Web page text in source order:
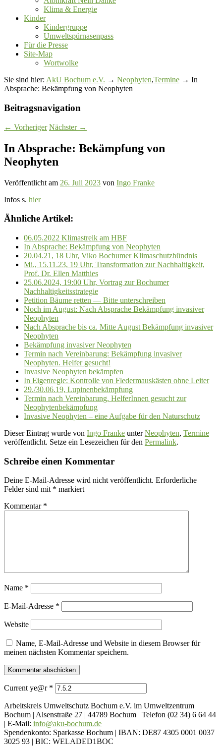
Klima & Energie
Kinder
Kindergruppe
Umweltspürnasenpass
Für die Presse
Site-Map
Wortwolke
Sie sind hier: AkU Bochum e.V. → Neophyten,Termine → In
Absprache: Bekämpfung von Neophyten
Beitragsnavigation
← Vorheriger Nächster →
In Absprache: Bekämpfung von
Neophyten
Veröffentlicht am 26. Juli 2023 von Ingo Franke
Infos s. hier
Ähnliche Artikel:
06.05.2022 Klimastreik am HBF
In Absprache: Bekämpfung von Neophyten
20.04.21, 18 Uhr, Viko Bochumer Klimaschutzbündnis
Mi., 15.11.23, 19 Uhr, Transformation zur Nachhaltigkeit,
Prof. Dr. Ellen Matthies
25.06.2024, 19:00 Uhr, Vortrag zur Bochumer
Nachhaltigkeitsstrategie
Petition Bäume retten — Bitte unterschreiben
Noch im August: Nach Absprache Bekämpfung invasiver
Neophyten
Nach Absprache bis ca. Mitte August Bekämpfung invasiver
Neophyten
Bekämpfung invasiver Neophyten
Termin nach Vereinbarung: Bekämpfung invasiver
Neophyten. Helfer gesucht!
Invasive Neophyten bekämpfen
In Eigenregie: Kontrolle von Fledermauskästen ohne Leiter
29./30.06.19, Lupinenbekämpfung
Termin nach Vereinbarung. HelferInnen gesucht zur
Neophytenbekämpfung
Invasive Neophyten – eine Aufgabe für den Naturschutz
Dieser Eintrag wurde von Ingo Franke unterNeophyten, Termine
veröffentlicht. Setze ein Lesezeichen für den Permalink.
Schreibe einen Kommentar
Deine E-Mail-Adresse wird nicht veröffentlicht. Erforderliche
Felder sind mit * markiert
Kommentar *
Name *
E-Mail-Adresse *
Website
Name, E-Mail-Adresse und Website in diesem Browser für
meinen nächsten Kommentar speichern.
Current ye@r *
Arbeitskreis Umweltschutz Bochum e.V. im Umweltzentrum
Bochum | Alsenstraße 27 | 44789 Bochum | Telefon (02 34) 6 64 44
| E-Mail: info@aku-bochum.de
Spendenkonto: Sparkasse Bochum | IBAN: DE87 4305 0001 0037
3025 93 | BIC: WELADED1BOC